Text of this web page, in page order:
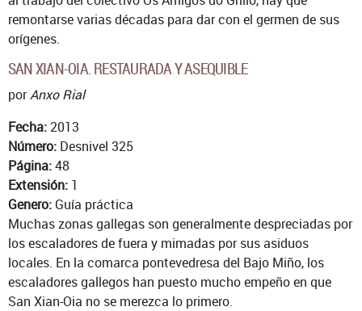
remontarse varias décadas para dar con el germen de sus
orígenes.
SAN XIAN-OIA. RESTAURADA Y ASEQUIBLE
porAnxo Rial
Fecha:2013
Número: Desnivel 325
Página:48
Extensión: 1
Genero: Guía práctica
Muchas zonas gallegas son generalmente despreciadas por
los escaladores de fuera y mimadas por sus asiduos
locales. En la comarca pontevedresa del Bajo Miño, los
escaladores gallegos han puesto mucho empeño en que
San Xian-Oia no se merezca lo primero.